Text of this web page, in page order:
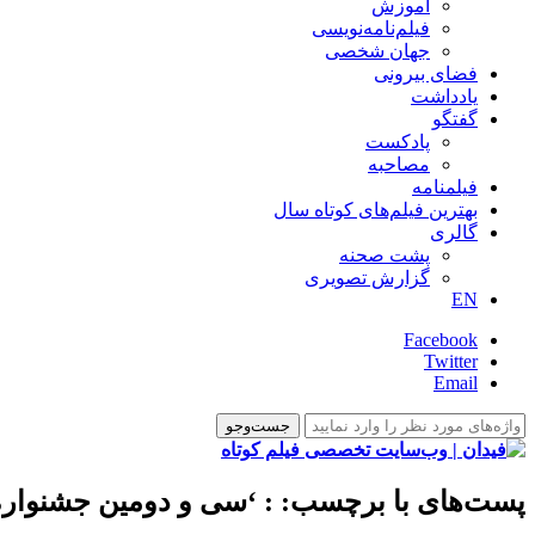
آموزش
فیلم‌نامه‌نویسی
جهان شخصی
فضای بیرونی
یادداشت
گفتگو
پادکست
مصاحبه
فیلمنامه
بهترین فیلم‌های کوتاه سال
گالری
پشت صحنه
گزارش تصویری
EN
Facebook
Twitter
Email
پست‌های با برچسب: : ‘سی و دومین